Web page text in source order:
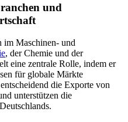
und
im Maschinen- und
, der Chemie und der
eine zentrale Rolle, indem er
für globale Märkte
die Exporte von
unterstützen die